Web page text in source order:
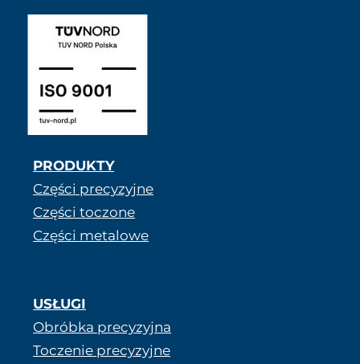
PRODUKTY
Części precyzyjne
Części toczone
Części metalowe
USŁUGI
Obróbka precyzyjna
Toczenie precyzyjne